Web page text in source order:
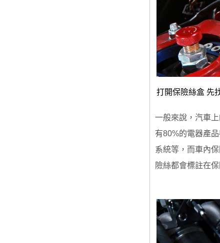
打開保險絲盒 先
一般來說，汽車
有80%的電器產
系統等，而車內
險絲都會標註在